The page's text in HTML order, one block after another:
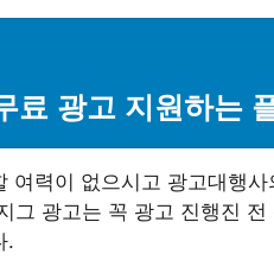
료 광고 지원하는
여력이 없으시고 광고대행
그 광고는 꼭 광고 진행진
.